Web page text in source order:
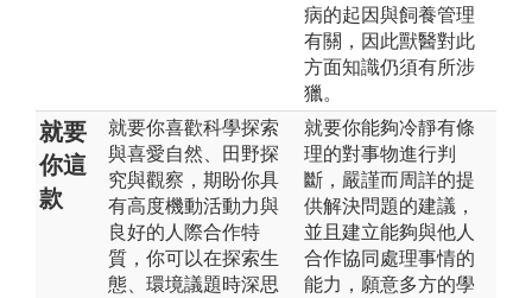
病的起因與飼養管理
有關，因此獸醫對此
方面知識仍須有所涉
獵。
就要
你這
款
就要你喜歡科學探索
與喜愛自然、田野探
究與觀察，期盼你具
有高度機動活動力與
良好的人際合作特
質，你可以在探索生
態、環境議題時深思
就要你能夠冷靜有條
理的對事物進行判
斷，嚴謹而周詳的提
供解決問題的建議，
並且建立能夠與他人
合作協同處理事情的
能力，願意多方的學